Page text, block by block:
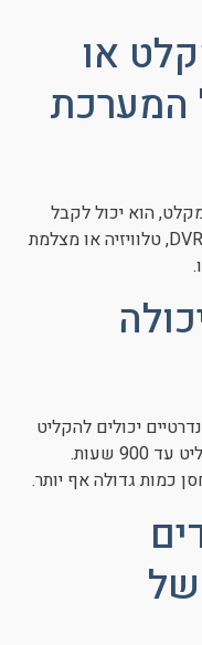
או
המערכת
הוא יכול לקבל
נתונים מכל מצלמה רחוקה. זה כולל כל DVR, טלוויזיה או מצלמת
יכולים להקליט
עד 10 שעות. מכשיר אריך נגן יכול להקליט עד 900 שעות.
כמות גדולה אף יותר.
של